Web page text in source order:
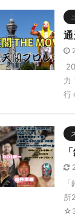
力
行
所